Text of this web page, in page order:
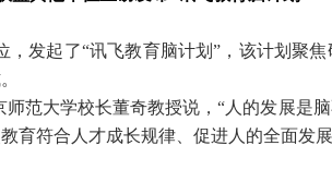
发起了“讯飞教育脑计划”，该计划聚
范大学校长董奇教授说，“人的发展是
育符合人才成长规律、促进人的全面发